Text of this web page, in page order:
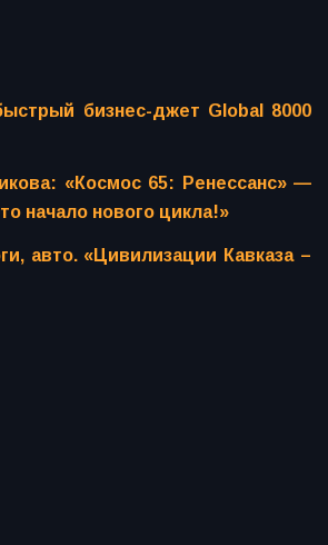
бизнес-джет Global 8000
«Космос 65: Ренессанс» —
начало нового цикла!»
авто. «Цивилизации Кавказа –